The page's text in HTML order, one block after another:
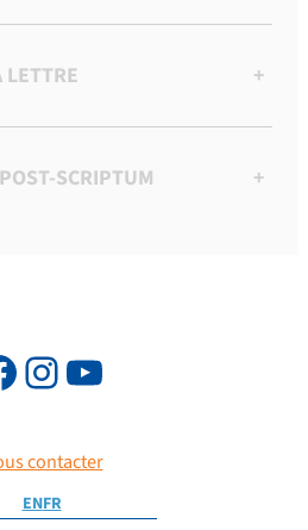
LETTRE +
SCRIPTUM +
contacter
ENFR